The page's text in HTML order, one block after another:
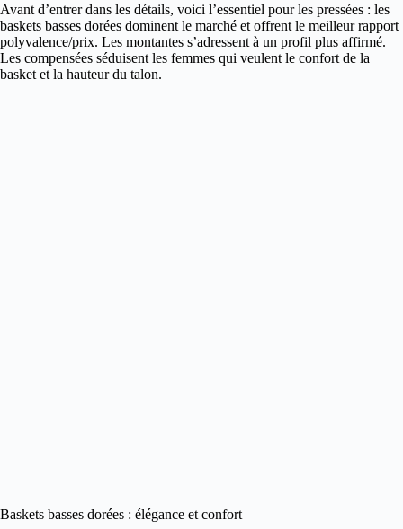
Avant d’entrer dans les détails, voici l’essentiel pour les pressées : les
baskets basses dorées dominent le marché et offrent le meilleur rapport
polyvalence/prix. Les montantes s’adressent à un profil plus affirmé.
Les compensées séduisent les femmes qui veulent le confort de la
basket et la hauteur du talon.
Baskets basses dorées : élégance et confort